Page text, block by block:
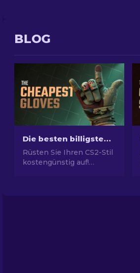
BLOG
Die besten billigsten Handschuhe in CS2: Rangliste [2026]
Rüsten Sie Ihren CS2-Stil
kostengünstig auf!